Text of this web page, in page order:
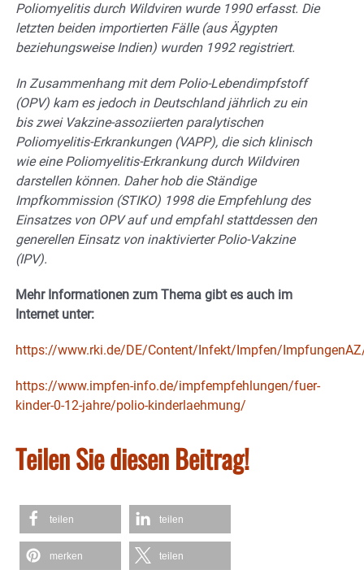
Poliomyelitis durch Wildviren wurde 1990 erfasst. Die
letzten beiden importierten Fälle (aus Ägypten
beziehungsweise Indien) wurden 1992 registriert.
In Zusammenhang mit dem Polio-Lebendimpfstoff
(OPV) kam es jedoch in Deutschland jährlich zu ein
bis zwei Vakzine-assoziierten paralytischen
Poliomyelitis-Erkrankungen (VAPP), die sich klinisch
wie eine Poliomyelitis-Erkrankung durch Wildviren
darstellen können. Daher hob die Ständige
Impfkommission (STIKO) 1998 die Empfehlung des
Einsatzes von OPV auf und empfahl stattdessen den
generellen Einsatz von inaktivierter Polio-Vakzine
(IPV).
Mehr Informationen zum Thema gibt es auch im
Internet unter:
https://www.rki.de/DE/Content/Infekt/Impfen/
https://www.impfen-info.de/impfempfehlungen/fuer-
kinder-0-12-jahre/polio-kinderlaehmung/
Teilen Sie diesen Beitrag!
teilen teilen
merken teilen